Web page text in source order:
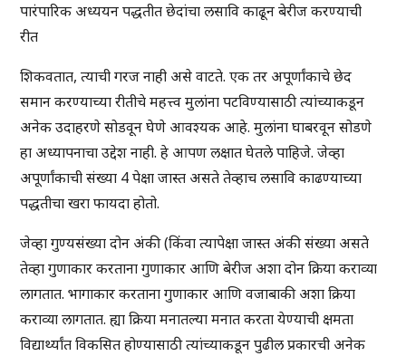
पारंपारिक अध्ययन पद्धतीत छेदांचा लसावि काढून बेरीज करण्याची
रीत
शिकवतात, त्याची गरज नाही असे वाटते. एक तर अपूर्णांकाचे छेद
समान करण्याच्या रीतीचे महत्त्व मुलांना पटविण्यासाठी त्यांच्याकडून
अनेक उदाहरणे सोडवून घेणे आवश्यक आहे. मुलांना घाबरवून सोडणे
हा अध्यापनाचा उद्देश नाही. हे आपण लक्षात घेतले पाहिजे. जेव्हा
अपूर्णांकाची संख्या 4 पेक्षा जास्त असते तेव्हाच लसावि काढण्याच्या
पद्धतीचा खरा फायदा होतो.
जेव्हा गुण्यसंख्या दोन अंकी (किंवा त्यापेक्षा जास्त अंकी संख्या असते
तेव्हा गुणाकार करताना गुणाकार आणि बेरीज अशा दोन क्रिया कराव्या
लागतात. भागाकार करताना गुणाकार आणि वजाबाकी अशा क्रिया
कराव्या लागतात. ह्या क्रिया मनातल्या मनात करता येण्याची क्षमता
विद्यार्थ्यांत विकसित होण्यासाठी त्यांच्याकडून पुढील प्रकारची अनेक